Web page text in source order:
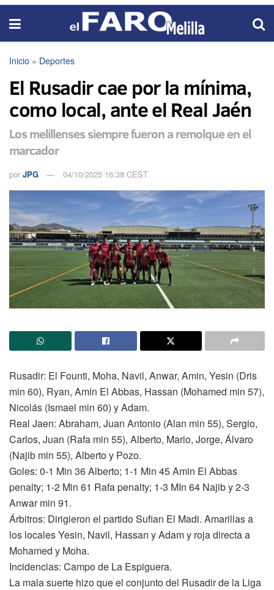
Inicio » Deportes
El Rusadir cae por la mínima,
como local, ante el Real Jaén
Los melillenses siempre fueron a remolque en el
marcador
por JPG 04/10/2025 16:38 CEST
Rusadir: El Founti, Moha, Navil, Anwar, Amin, Yesin (Dris
min 60), Ryan, Amin El Abbas, Hassan (Mohamed min 57),
Nicolás (Ismael min 60) y Adam.
Real Jaen: Abraham, Juan Antonio (Alan min 55), Sergio,
Carlos, Juan (Rafa min 55), Alberto, Mario, Jorge, Álvaro
(Najib min 55), Alberto y Pozo.
Goles: 0-1 Min 36 Alberto; 1-1 Min 45 Amin El Abbas
penalty; 1-2 Min 61 Rafa penalty; 1-3 MIn 64 Najib y 2-3
Anwar min 91.
Árbitros: Dirigieron el partido Sufian El Madi. Amarillas a
los locales Yesin, Navil, Hassan y Adam y roja directa a
Mohamed y Moha.
Incidencias: Campo de La Espiguera.
La mala suerte hizo que el conjunto del Rusadir de la Liga